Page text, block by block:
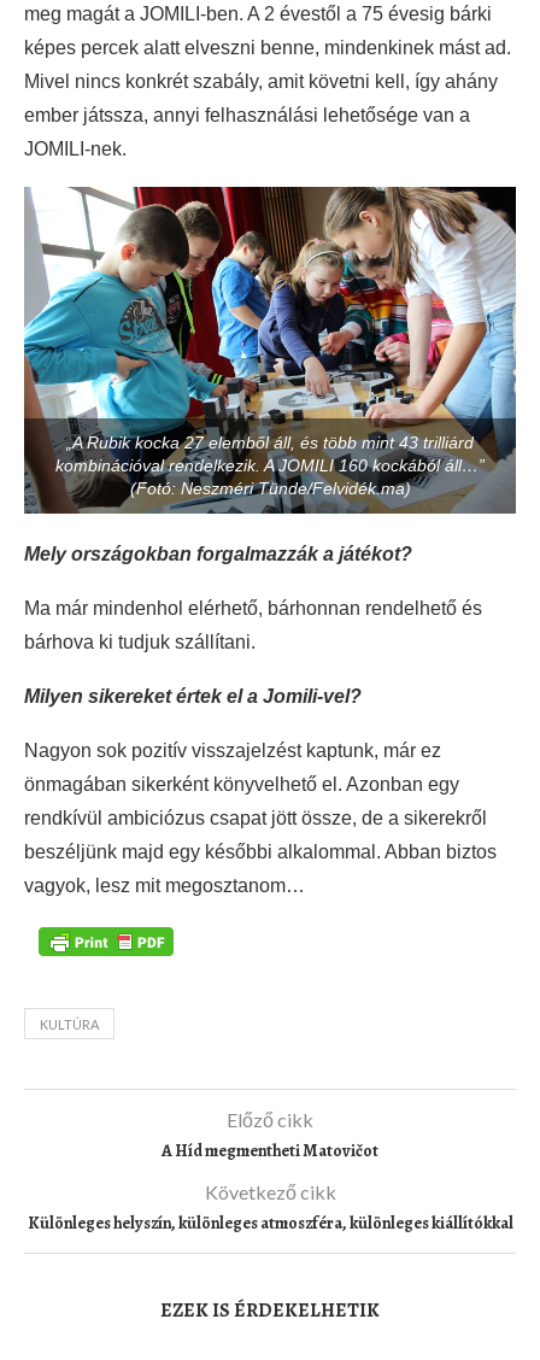
meg magát a JOMILI-ben. A 2 évestől a 75 évesig bárki
képes percek alatt elveszni benne, mindenkinek mást ad.
Mivel nincs konkrét szabály, amit követni kell, így ahány
ember játssza, annyi felhasználási lehetősége van a
JOMILI-nek.
„A Rubik kocka 27 elemből áll, és több mint 43 trilliárd
kombinációval rendelkezik. A JOMILI 160 kockából áll…”
(Fotó: Neszméri Tünde/Felvidék.ma)
Mely országokban forgalmazzák a játékot?
Ma már mindenhol elérhető, bárhonnan rendelhető és
bárhova ki tudjuk szállítani.
Milyen sikereket értek el a Jomili-vel?
Nagyon sok pozitív visszajelzést kaptunk, már ez
önmagában sikerként könyvelhető el. Azonban egy
rendkívül ambiciózus csapat jött össze, de a sikerekről
beszéljünk majd egy későbbi alkalommal. Abban biztos
vagyok, lesz mit megosztanom…
KULTÚRA
Előző cikk
A Híd megmentheti Matovičot
Következő cikk
Különleges helyszín, különleges atmoszféra, különleges kiállítókkal
EZEK IS ÉRDEKELHETIK